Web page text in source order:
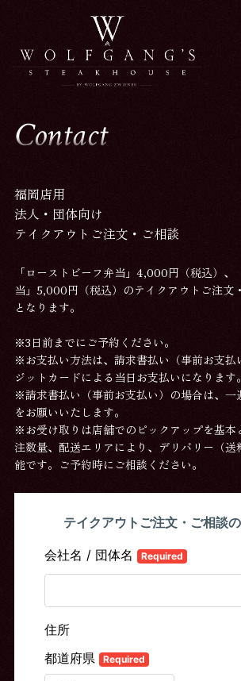
Contact
福岡店用
法人・団体向け
テイクアウトご注文・ご相談
「ローストビーフ弁当」4,000円（税込）、
当」5,000円（税込）のテイクアウトご注文
となります。
※3日前までにご予約ください。
※お支払い方法は、請求書払い（事前お支払
ジットカードによる当日お支払いになります。
※請求書払い（事前お支払い）の場合は、一
をお願いいたします。
※お受け取りは店舗でのピックアップを基本
注数量、配送エリアにより、デリバリー（
能です。ご予約時にご相談ください。